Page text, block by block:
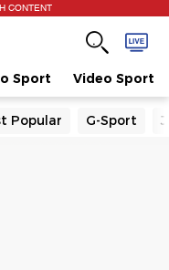
CONTENT
Sport Video Sport
Popular G-Sport